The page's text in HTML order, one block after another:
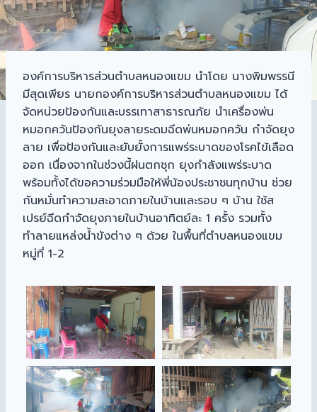
องค์การบริหารส่วนตำบลหนองแขม นำโดย นางพิมพรรนี
มีสุดเพียร นายกองค์การบริหารส่วนตำบลหนองแขม ได้
จัดหน่วยป้องกันและบรรเทาสาธารณภัย นำเครื่องพ่น
หมอกควันป้องกันยุงลายระดมฉีดพ่นหมอกควัน กำจัดยุง
ลาย เพื่อป้องกันและยับยั้งการแพร่ระบาดของโรคไข้เลือด
ออก เนื่องจากในช่วงนี้ฝนตกชุก ยุงกำลังแพร่ระบาด
พร้อมทั้งได้ขอความร่วมมือให้พี่น้องประชาชนทุกบ้าน ช่วย
กันหมั่นทำความสะอาดภายในบ้านและรอบ ๆ บ้าน ใช้ส
เปรย์ฉีดกำจัดยุงภายในบ้านอาทิตย์ละ 1 ครั้ง รวมทั้ง
ทำลายแหล่งน้ำขังต่าง ๆ ด้วย ในพื้นที่ตำบลหนองแขม
หมู่ที่ 1-2